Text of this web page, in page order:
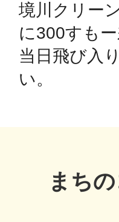
境川クリー
に300すもー
当日飛び入
い。
まち